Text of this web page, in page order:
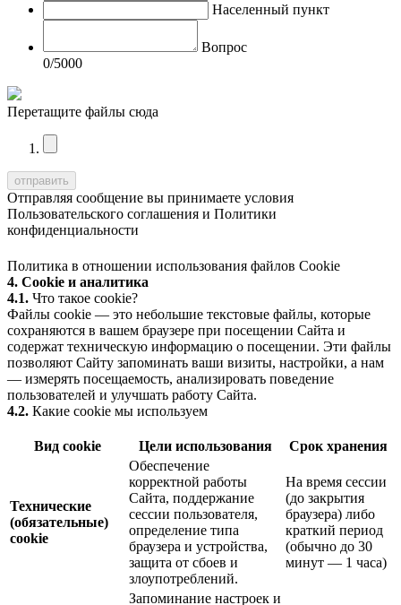
Населенный пункт
Вопрос
0/5000
Перетащите файлы сюда
Отправляя сообщение вы принимаете условия
Пользовательского соглашения и Политики
конфиденциальности
Политика в отношении использования файлов Cookie
4. Cookie и аналитика
4.1. Что такое cookie?
Файлы cookie — это небольшие текстовые файлы, которые
сохраняются в вашем браузере при посещении Сайта и
содержат техническую информацию о посещении. Эти файлы
позволяют Сайту запоминать ваши визиты, настройки, а нам
— измерять посещаемость, анализировать поведение
пользователей и улучшать работу Сайта.
4.2. Какие cookie мы используем
Вид cookie Цели использования Срок хранения
Технические
(обязательные)
cookie
Обеспечение
корректной работы
Сайта, поддержание
сессии пользователя,
определение типа
браузера и устройства,
защита от сбоев и
злоупотреблений.
На время сессии
(до закрытия
браузера) либо
краткий период
(обычно до 30
минут — 1 часа)
Запоминание настроек и